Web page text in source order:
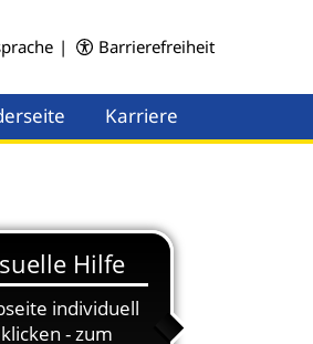
| Barrierefreiheit
Karriere